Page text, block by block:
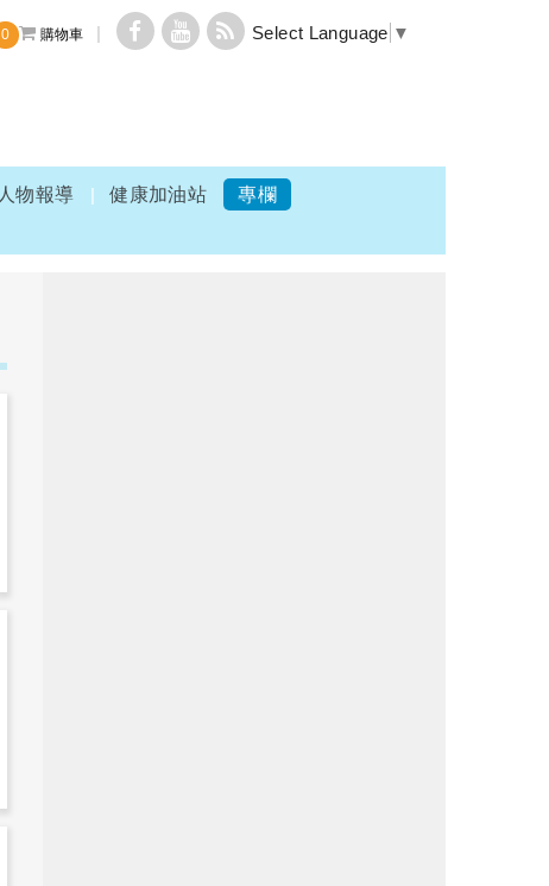
0 購物車 Select Language ▼
人物報導 健康加油站
專欄